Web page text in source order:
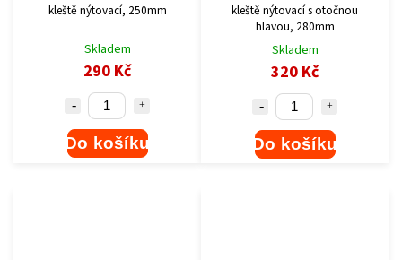
kleště nýtovací, 250mm
Skladem
290 Kč
Do košíku
kleště nýtovací s otočnou
hlavou, 280mm
Skladem
320 Kč
Do košíku